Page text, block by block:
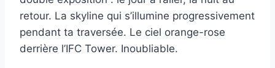
retour. La skyline qui s’illumine progressivement
pendant ta traversée. Le ciel orange-rose
derrière l’IFC Tower. Inoubliable.